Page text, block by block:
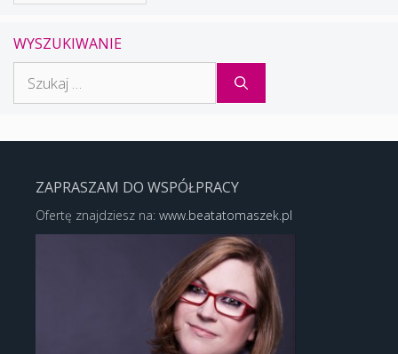
WYSZUKIWANIE
ZAPRASZAM DO WSPÓŁPRACY
Ofertę znajdziesz na: www.beatatomaszek.pl